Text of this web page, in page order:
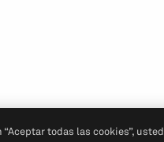
“Aceptar todas las cookies”,